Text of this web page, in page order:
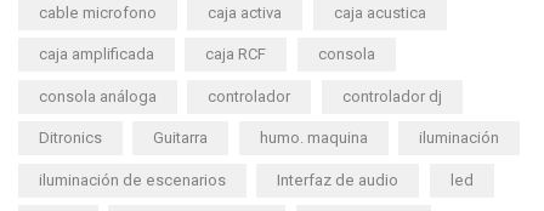
cable microfono caja activa caja acustica
caja amplificada caja RCF consola
consola análoga controlador controlador dj
Ditronics Guitarra humo. maquina iluminación
iluminación de escenarios Interfaz de audio led